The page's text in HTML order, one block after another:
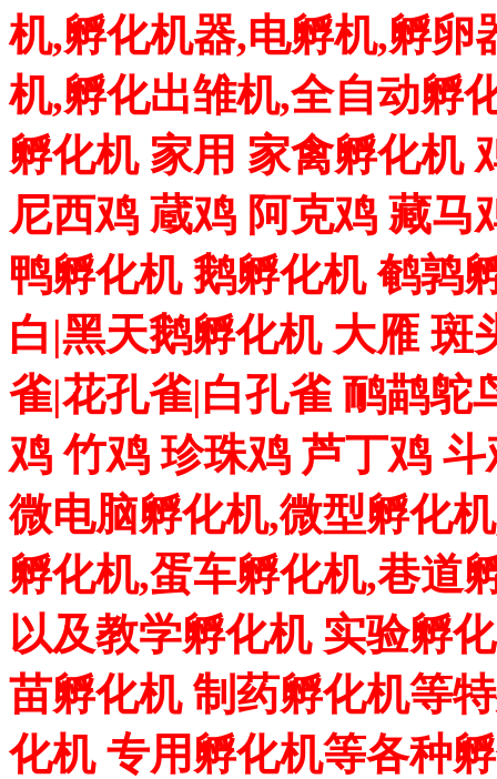
机,孵化机器,电孵机,孵卵
机,孵化出雏机,全自动孵
孵化机 家用 家禽孵化机
尼西鸡 蔵鸡 阿克鸡 藏马
鸭孵化机 鹅孵化机 鹌鹑
白|黑天鹅孵化机 大雁 斑
雀|花孔雀|白孔雀 鸸鹋鸵
鸡 竹鸡 珍珠鸡 芦丁鸡
微电脑孵化机,微型孵化
孵化机,蛋车孵化机,巷道
以及教学孵化机 实验孵
苗孵化机 制药孵化机等
化机 专用孵化机等各种